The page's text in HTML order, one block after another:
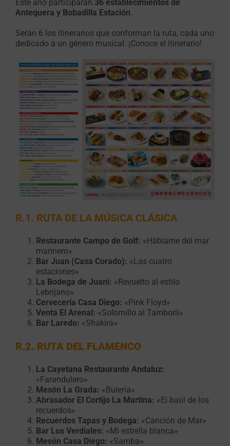
Este año participarán 36 establecimientos de
Antequera y Bobadilla Estación.
Serán 6 los itinerarios que conforman la ruta, cada uno
dedicado a un género musical. ¡Conoce el itinerario!
R.1. RUTA DE LA MÚSICA CLÁSICA
Restaurante Campo de Golf: «Háblame del mar
marinero»
Bar Juan (Casa Corado): «Las cuatro
estaciones»
La Bodega de Juani: «Revuelto al estilo
Lebrijano»
Cervecería Casa Diego: «Pink Floyd»
Venta El Arenal: «Solomillo al Tamboril»
Bar Laredo: «Shakira»
R.2. RUTA DEL FLAMENCO
La Cayetana Restaurante Andaluz:
«Farandulero»
Mesón La Grada: «Bulería»
Abrasador El Cortijo La Martina: «El baúl de los
recuerdos»
Recuerdos Tapas y Bodega: «Canción de Mar»
Bar Los Verdiales: «Mi estrella blanca»
Mesón Casa Diego: «Samba»